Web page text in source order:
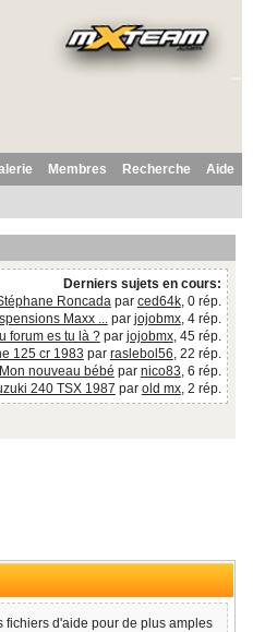
Aide
Recherche
Membres
Derniers sujets en cours:
Roncadapar ced64k, 0 rép.
Maxx ...par jojobmx, 4 rép.
forum es tu là ?par jojobmx, 45 rép.
125 cr 1983 par raslebol56, 22 rép.
Mon nouveau bébé par nico83, 6 rép.
240 TSX 1987 par old mx, 2 rép.
fichiers d'aide pour de plus amples